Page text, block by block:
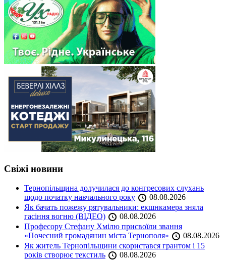
Свіжі новини
Тернопільщина долучилася до конгресових слухань
щодо початку навчального року
08.08.2026
Як бачать пожежу рятувальники: екшнкамера зняла
гасіння вогню (ВІДЕО)
08.08.2026
Професору Стефану Хмілю присвоїли звання
«Почесний громадянин міста Тернополя»
08.08.2026
Як житель Тернопільщини скористався грантом і 15
років створює текстиль
08.08.2026